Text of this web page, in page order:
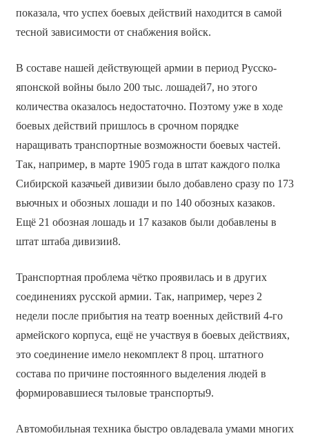
показала, что успех боевых действий находится в самой
тесной зависимости от снабжения войск.
В составе нашей действующей армии в период Русско-
японской войны было 200 тыс. лошадей7, но этого
количества оказалось недостаточно. Поэтому уже в ходе
боевых действий пришлось в срочном порядке
наращивать транспортные возможности боевых частей.
Так, например, в марте 1905 года в штат каждого полка
Сибирской казачьей дивизии было добавлено сразу по 173
вьючных и обозных лошади и по 140 обозных казаков.
Ещё 21 обозная лошадь и 17 казаков были добавлены в
штат штаба дивизии8.
Транспортная проблема чётко проявилась и в других
соединениях русской армии. Так, например, через 2
недели после прибытия на театр военных действий 4-го
армейского корпуса, ещё не участвуя в боевых действиях,
это соединение имело некомплект 8 проц. штатного
состава по причине постоянного выделения людей в
формировавшиеся тыловые транспорты9.
Автомобильная техника быстро овладевала умами многих